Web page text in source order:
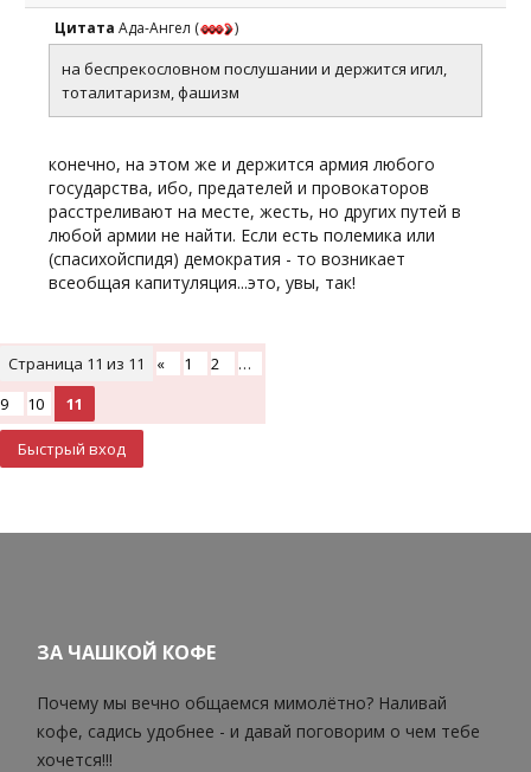
Цитата Ада-Ангел ( )
на беспрекословном послушании и держится игил,
тоталитаризм, фашизм
конечно, на этом же и держится армия любого
государства, ибо, предателей и провокаторов
расстреливают на месте, жесть, но других путей в
любой армии не найти. Если есть полемика или
(спасихойспидя) демократия - то возникает
всеобщая капитуляция...это, увы, так!
Страница 11 из 11 « 1 2
…
9
10 11
ЗА ЧАШКОЙ КОФЕ
Почему мы вечно общаемся мимолётно? Наливай
кофе, садись удобнее - и давай поговорим о чем тебе
хочется!!!